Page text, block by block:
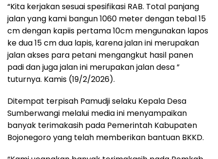
“Kita kerjakan sesuai spesifikasi RAB. Total panjang
jalan yang kami bangun 1060 meter dengan tebal 15
cm dengan kapiis pertama 10cm mengunakan lapos
ke dua 15 cm dua lapis, karena jalan ini merupakan
jalan akses para petani mengangkut hasil panen
padi dan juga jalan ini merupakan jalan desa ”
tuturnya. Kamis (19/2/2026).
Ditempat terpisah Pamudji selaku Kepala Desa
Sumberwangi melalui media ini menyampaikan
banyak terimakasih pada Pemerintah Kabupaten
Bojonegoro yang telah memberikan bantuan BKKD.